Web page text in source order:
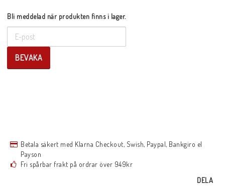
Bli meddelad när produkten finns i lager.
BEVAKA
Betala säkert med Klarna Checkout, Swish, Paypal, Bankgiro el
Payson
Fri spårbar frakt på ordrar över 949kr
DELA